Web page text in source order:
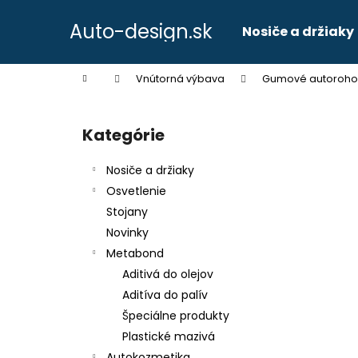
Auto-design.sk Nosiče a držiaky
Domov Vnútorná výbava Gumové
Preskočiť
kategórie
Kategórie
Nosiče a držiaky
Osvetlenie
Stojany
Novinky
Metabond
Aditivá do olejov
Aditíva do palív
Špeciálne produkty
Plastické mazivá
í
Späť
do
Späť
do